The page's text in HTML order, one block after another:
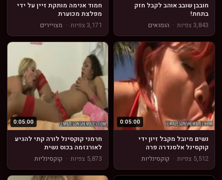
חובבן שובב אוהב לקבל חזק
בתחת!
3,843 צפיות
· הומואים
חמוד אנימה מותקת זיין על ידי
מפלצת מכוערת
3,171 צפיות
· מצויירים
0:05:00
נשים מיובל מקבל זיון ידי
קוקסינל אלסנדרה פרה
5,512 צפיות
· קוקסינליות
0:05:00
חרמני קוקסינל לורה קתי להגיע
לאורגזמה בכוס נשית
5,873 צפיות
· קוקסינליות